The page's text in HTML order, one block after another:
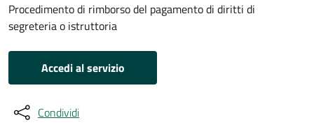
Procedimento di rimborso del pagamento di diritti di
segreteria o istruttoria
Accedi al servizio
Condividi